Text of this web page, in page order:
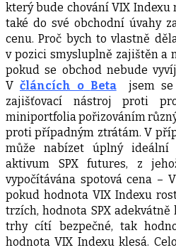
který bude chování VIX Indexu
také do své obchodní úvahy
cenu. Proč bych to vlastně
v pozici smysluplně zajištěn a
pokud se obchod nebude
V článcích o Betajsem se
zajišťovací nástroj proti
miniportfolia pořizováním
proti případným ztrátám. V
může nabízet úplný ideální
aktivum SPX futures, z
vypočítávána spotová cena –
pokud hodnota VIX Indexu
trzích, hodnota SPX
trhy cítí bezpečné, tak
hodnota VIX Indexu klesá.